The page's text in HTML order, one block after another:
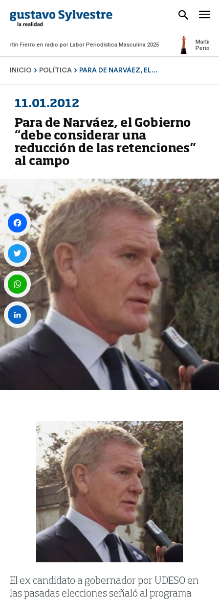
Fierro en radio por Labor Periodística Masculina 2025
Martín Fierro a
Periodismo de
INICIO POLÍTICA PARA DE NARVÁEZ, EL...
11.01.2012
Para de Narváez, el Gobierno
“debe considerar una
reducción de las retenciones”
al campo
El ex candidato a gobernador por UDESO en
las pasadas elecciones señaló al programa
Facebook
Twitter
WhatsApp
LinkedIn